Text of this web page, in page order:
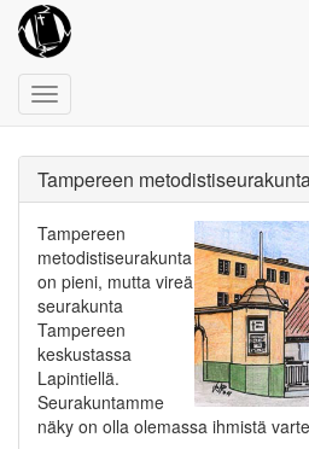
Toggle
navigation
Tampereen
Tampereen
metodistiseurakunta
on pieni, mutta vireä
seurakunta
Tampereen
keskustassa
Lapintiellä.
Seurakuntamme
näky on olla olemassa ihmistä